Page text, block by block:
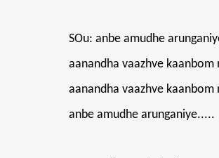
SOu: anbe amudhe
aanandha vaazhve kaanbom
aanandha vaazhve kaanbom
anbe amudhe arunganiye.....